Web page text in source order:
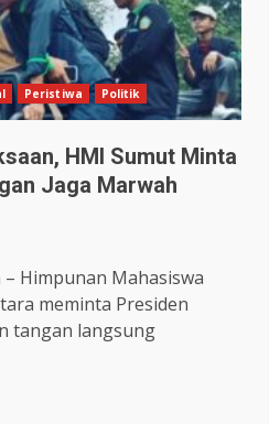
Peristiwa Politik
HMI Sumut Minta
Jaga Marwah
– Himpunan Mahasiswa
meminta Presiden
tangan langsung